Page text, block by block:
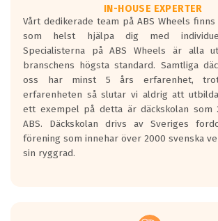
Våtgrepp egenskaper:
Betygsskalan är satt A till F. Där A påvisar
den kortaste bromssträckan och F är den
längsta.
Inga D eller G betyg delas ut för
personbilar och lätta lastbilar.
Betyget sätts efter ett test där däcken
skall bromsa in på en väg där det ligger
0.5-1.5 mm vatten.
I 80km/h kommer skillnaden på
IN-HOUSE EXPERTER
Vårt dedikerade team på ABS Wheels
som helst hjälpa dig med
Specialisterna på ABS Wheels är alla
branschens högsta standard. Samtliga
oss har minst 5 års erfarenhet,
erfarenheten så slutar vi aldrig att
ett exempel på detta är däckskolan som
ABS. Däckskolan drivs av Sveriges
förening som innehar över 2000 svenska
sin ryggrad.